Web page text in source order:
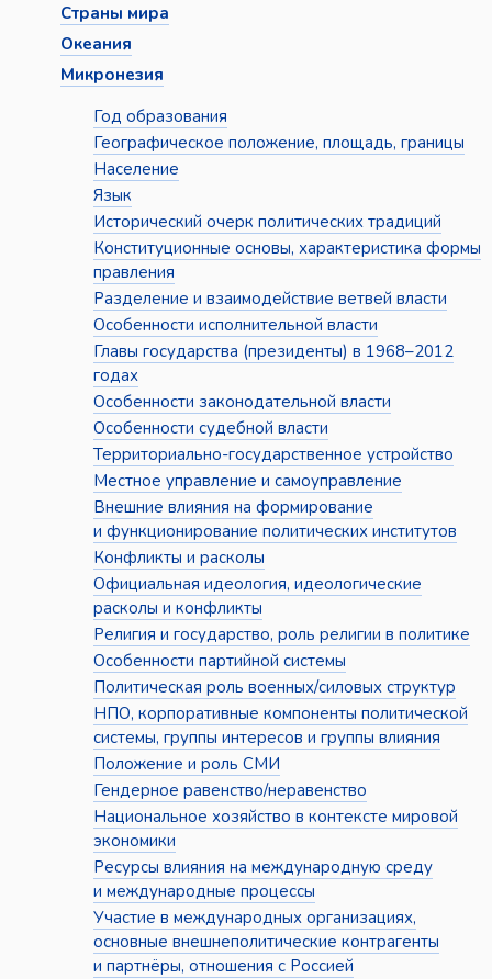
Страны мира
Океания
Микронезия
Год образования
Географическое положение, площадь, границы
Население
Язык
Исторический очерк политических традиций
Конституционные основы, характеристика формы
правления
Разделение и взаимодействие ветвей власти
Особенности исполнительной власти
Главы государства (президенты) в 1968–2012
годах
Особенности законодательной власти
Особенности судебной власти
Территориально-государственное устройство
Местное управление и самоуправление
Внешние влияния на формирование
и функционирование политических институтов
Конфликты и расколы
Официальная идеология, идеологические
расколы и конфликты
Религия и государство, роль религии в политике
Особенности партийной системы
Политическая роль военных/силовых структур
НПО, корпоративные компоненты политической
системы, группы интересов и группы влияния
Положение и роль СМИ
Гендерное равенство/неравенство
Национальное хозяйство в контексте мировой
экономики
Ресурсы влияния на международную среду
и международные процессы
Участие в международных организациях,
основные внешнеполитические контрагенты
и партнёры, отношения с Россией